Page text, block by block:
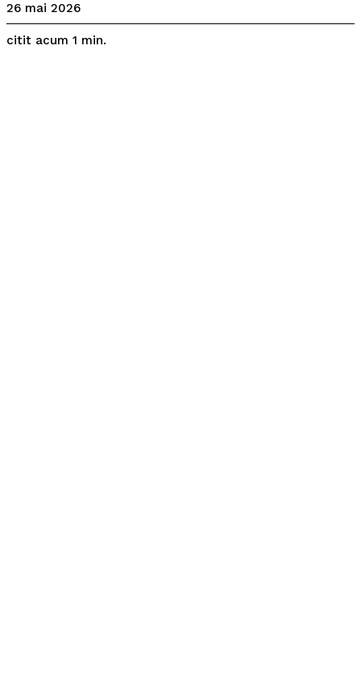
26 mai 2026
citit acum 1 min.